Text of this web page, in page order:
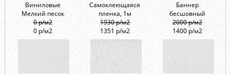
Виниловые
Мелкий песок
0 р/м2
0 р/м2
Самоклеющаяся
пленка, 1м
1930 р/м2
1351 р/м2
Баннер
бесшовный
2000 р/м2
1400 р/м2